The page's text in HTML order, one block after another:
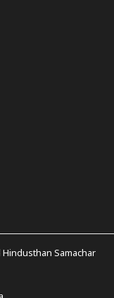
Samachar